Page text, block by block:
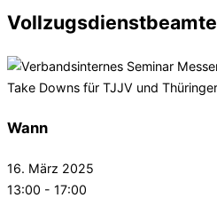
Vollzugsdienstbeamte
Wann
16. März 2025
13:00 - 17:00